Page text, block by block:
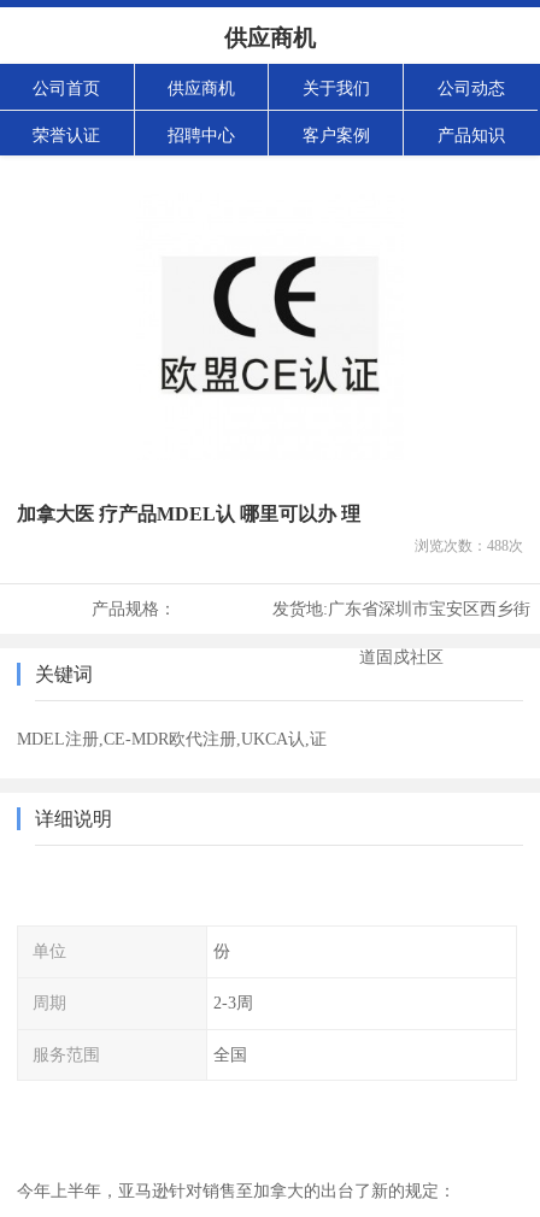
供应商机
公司首页 供应商机 关于我们 公司动态
荣誉认证 招聘中心 客户案例 产品知识
加拿大医 疗产品MDEL认 哪里可以办 理
浏览次数： 488次
产品规格： 发货地:广东省深圳市宝安区西乡街
道固戍社区
关键词
MDEL注册,CE-MDR欧代注册,UKCA认,证
详细说明
单位 份
周期 2-3周
服务范围 全国
今年上半年，亚马逊针对销售至加拿大的出台了新的规定：